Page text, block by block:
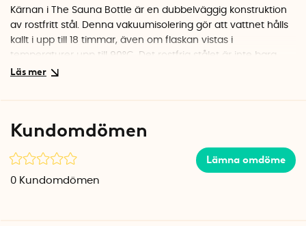
Kärnan i The Sauna Bottle är en dubbelväggig konstruktion
av rostfritt stål. Denna vakuumisolering gör att vattnet hålls
kallt i upp till 18 timmar, även om flaskan vistas i
temperaturer upp till 90°C. Det rostfria stålet är inte bara
slitstarkt och livsmedelssäkert, utan också helt fritt från plast,
värmetålig neopren skapar en behaglig yta som förblir sval
vid beröring, även under höga temperaturer.
Miljövänligt bambulock med smart tätning
Kundomdömen
Lämna omdöme
0 Kundomdömen